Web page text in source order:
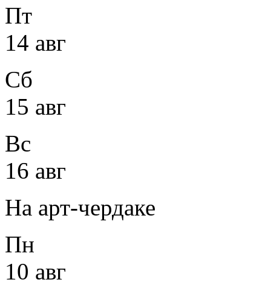
Пт
14 авг
Сб
15 авг
Вс
16 авг
На арт-чердаке
Пн
10 авг